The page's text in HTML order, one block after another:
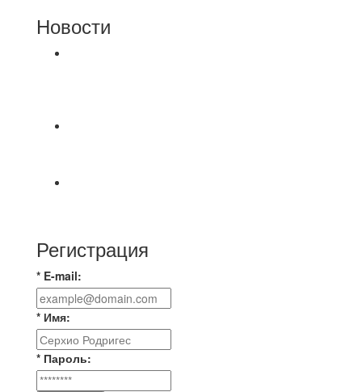
Новости
Регистрация
* E-mail:
* Имя:
* Пароль: